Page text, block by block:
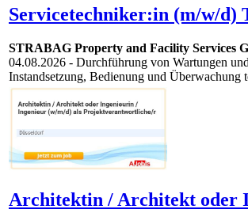
Servicetechniker:in (m/w/d)
STRABAG Property and Facility Services
04.08.2026 - Durchführung von Wartungen
Instandsetzung, Bedienung und Überwachung
Architektin / Architekt oder